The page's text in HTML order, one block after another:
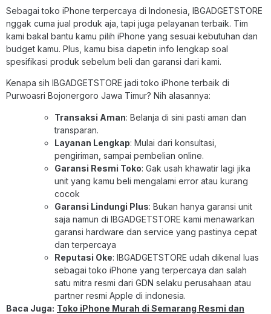
Sebagai toko iPhone terpercaya di Indonesia, IBGADGETSTORE
nggak cuma jual produk aja, tapi juga pelayanan terbaik. Tim
kami bakal bantu kamu pilih iPhone yang sesuai kebutuhan dan
budget kamu. Plus, kamu bisa dapetin info lengkap soal
spesifikasi produk sebelum beli dan garansi dari kami.
Kenapa sih IBGADGETSTORE jadi toko iPhone terbaik di
Purwoasri Bojonergoro Jawa Timur? Nih alasannya:
Transaksi Aman: Belanja di sini pasti aman dan
transparan.
Layanan Lengkap: Mulai dari konsultasi,
pengiriman, sampai pembelian online.
Garansi Resmi Toko: Gak usah khawatir lagi jika
unit yang kamu beli mengalami error atau kurang
cocok
Garansi Lindungi Plus: Bukan hanya garansi unit
saja namun di IBGADGETSTORE kami menawarkan
garansi hardware dan service yang pastinya cepat
dan terpercaya
Reputasi Oke: IBGADGETSTORE udah dikenal luas
sebagai toko iPhone yang terpercaya dan salah
satu mitra resmi dari GDN selaku perusahaan atau
partner resmi Apple di indonesia.
Baca Juga: Toko iPhone Murah di Semarang Resmi dan